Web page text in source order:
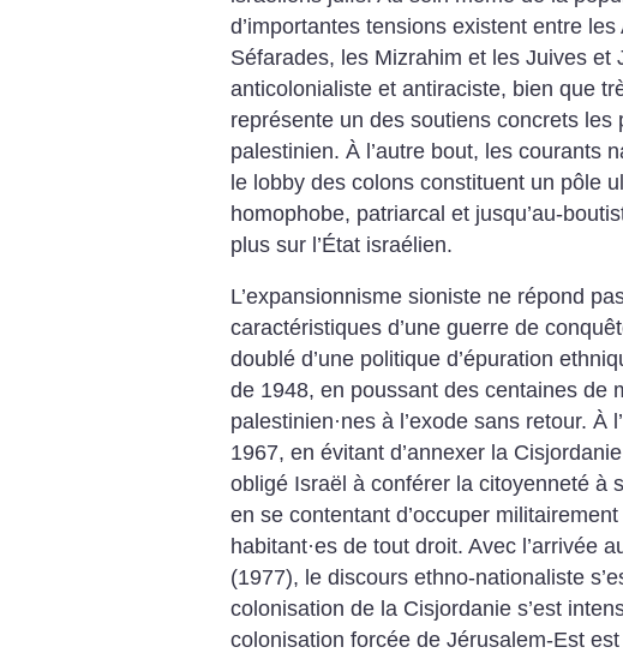
d’importantes tensions existent entre
Séfarades, les Mizrahim et les Juives et
anticolonialiste et antiraciste, bien que
représente un des soutiens concrets les
palestinien. À l’autre bout, les courants
le lobby des colons constituent un pôle
homophobe, patriarcal et jusqu’au-
plus sur l’État israélien.
L’expansionnisme sioniste ne répond
caractéristiques d’une guerre de
doublé d’une politique d’épuration
de 1948, en poussant des centaines de
palestinien·nes à l’exode sans retour. À
1967, en évitant d’annexer la
obligé Israël à conférer la citoyenneté à
en se contentant d’occuper
habitant·es de tout droit. Avec l’arrivée
(1977), le discours ethno-nationaliste
colonisation de la Cisjordanie s’est
colonisation forcée de Jérusalem-Est